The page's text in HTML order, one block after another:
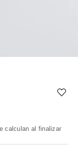
234
calculan al finalizar